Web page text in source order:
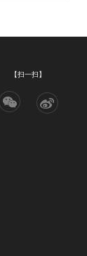
【扫一扫】